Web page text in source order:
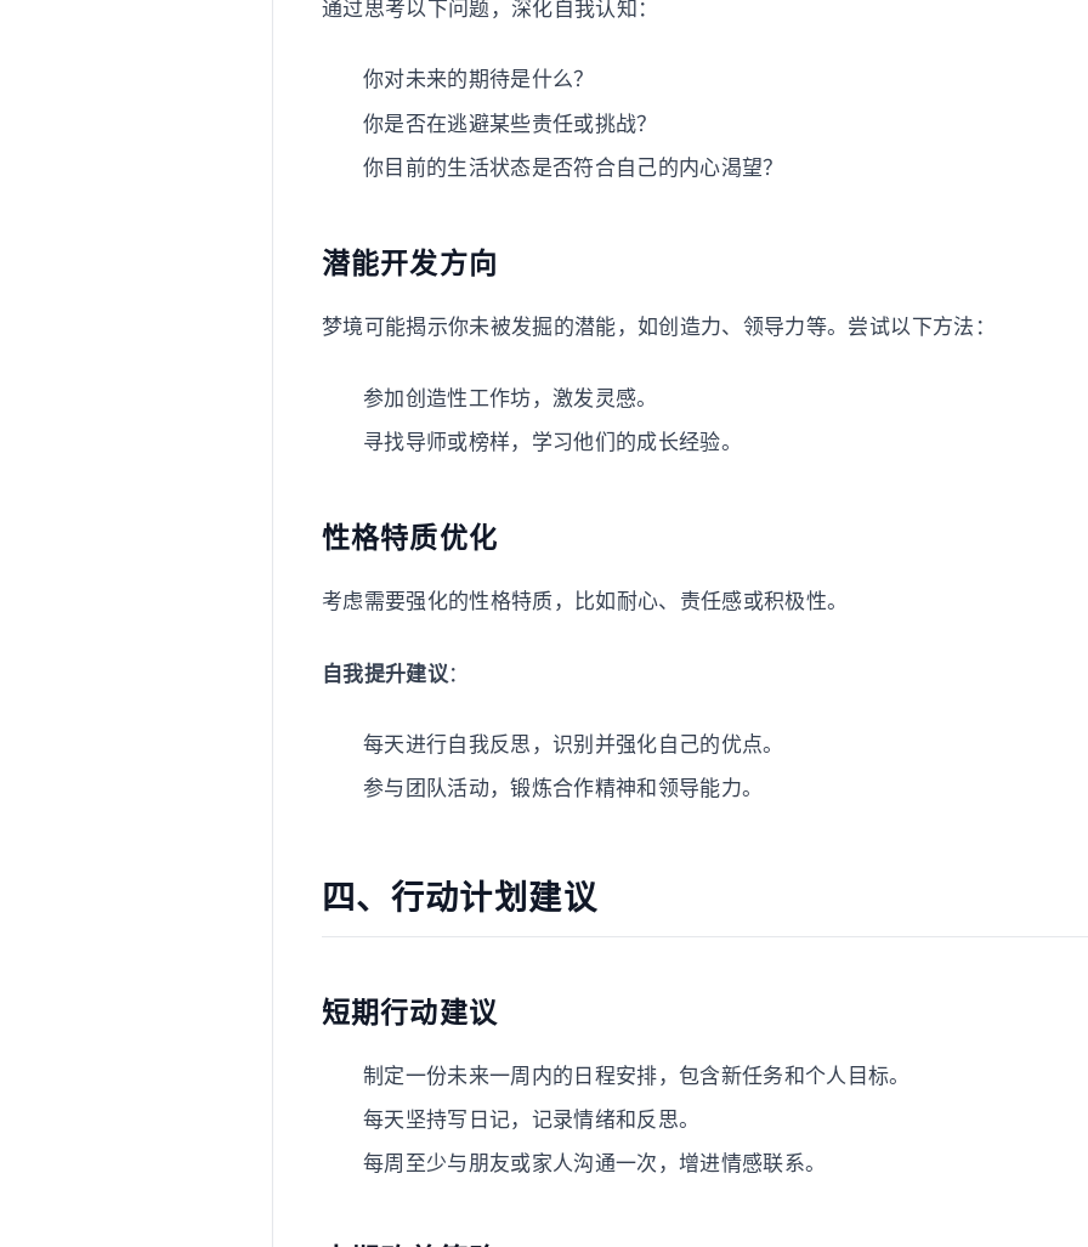
通过思考以下问题，深化自我认知：
你对未来的期待是什么？
你是否在逃避某些责任或挑战？
你目前的生活状态是否符合自己的内心渴望？
潜能开发方向
梦境可能揭示你未被发掘的潜能，如创造力、领导力等。尝试以下方法：
参加创造性工作坊，激发灵感。
寻找导师或榜样，学习他们的成长经验。
性格特质优化
考虑需要强化的性格特质，比如耐心、责任感或积极性。
自我提升建议 ：
每天进行自我反思，识别并强化自己的优点。
参与团队活动，锻炼合作精神和领导能力。
四、行动计划建议
短期行动建议
制定一份未来一周内的日程安排，包含新任务和个人目标。
每天坚持写日记，记录情绪和反思。
每周至少与朋友或家人沟通一次，增进情感联系。